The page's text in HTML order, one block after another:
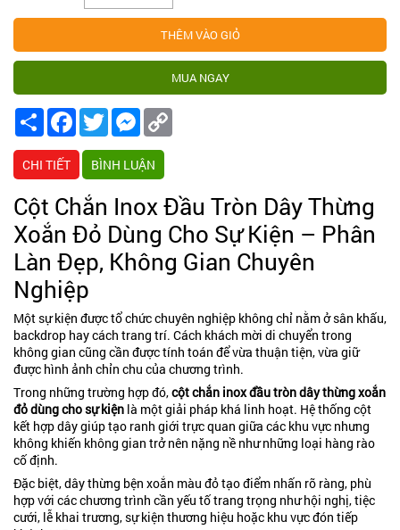
Share FacebookTwitterMessenger
CHI TIẾT BÌNH LUẬN
Cột Chắn Inox Đầu Tròn Dây Thừng
Xoắn Đỏ Dùng Cho Sự Kiện – Phân
Làn Đẹp, Không Gian Chuyên
Nghiệp
Một sự kiện được tổ chức chuyên nghiệp không chỉ nằm ở sân khấu,
backdrop hay cách trang trí. Cách khách mời di chuyển trong
không gian cũng cần được tính toán để vừa thuận tiện, vừa giữ
được hình ảnh chỉn chu của chương trình.
Trong những trường hợp đó,cột chắn inox đầu tròn dây thừng xoắn
đỏ dùng cho sự kiện là một giải pháp khá linh hoạt. Hệ thống cột
kết hợp dây giúp tạo ranh giới trực quan giữa các khu vực nhưng
không khiến không gian trở nên nặng nề như những loại hàng rào
cố định.
Đặc biệt, dây thừng bện xoắn màu đỏ tạo điểm nhấn rõ ràng, phù
hợp với các chương trình cần yếu tố trang trọng như hội nghị, tiệc
cưới, lễ khai trương, sự kiện thương hiệu hoặc khu vực đón tiếp